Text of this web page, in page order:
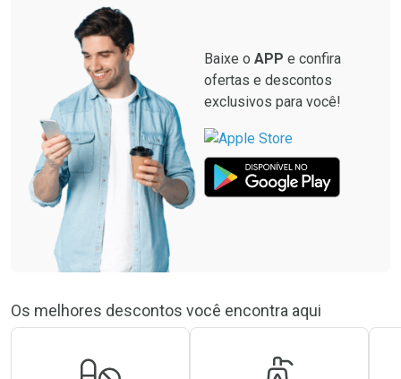
Baixe o APP e confira
ofertas e descontos
exclusivos para você!
Os melhores descontos você encontra aqui